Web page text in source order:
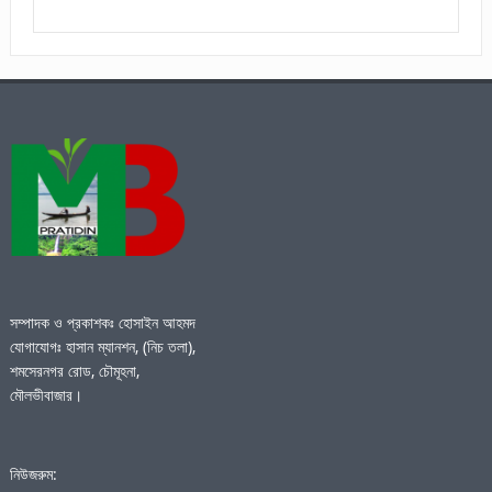
সম্পাদক ও প্রকাশকঃ হোসাইন আহমদ
যোগাযোগঃ হাসান ম্যানশন, (নিচ তলা),
শমসেরনগর রোড, চৌমূহনা,
মৌলভীবাজার।
নিউজরুম: